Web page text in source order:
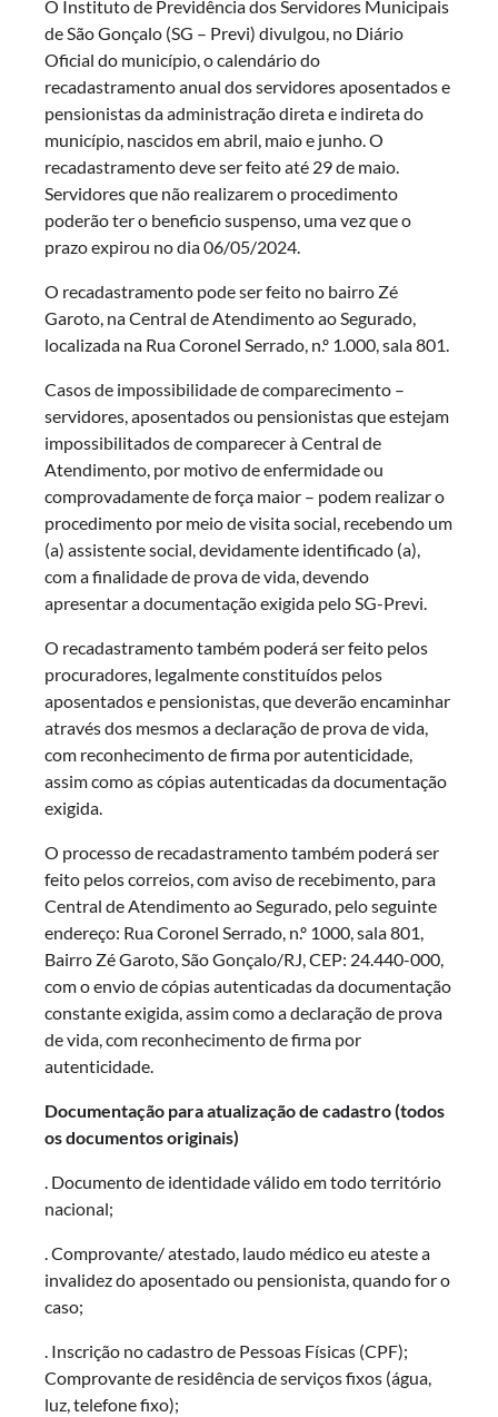
O Instituto de Previdência dos Servidores Municipais
de São Gonçalo (SG – Previ) divulgou, no Diário
Oficial do município, o calendário do
recadastramento anual dos servidores aposentados e
pensionistas da administração direta e indireta do
município, nascidos em abril, maio e junho. O
recadastramento deve ser feito até 29 de maio.
Servidores que não realizarem o procedimento
poderão ter o beneficio suspenso, uma vez que o
prazo expirou no dia 06/05/2024.
O recadastramento pode ser feito no bairro Zé
Garoto, na Central de Atendimento ao Segurado,
localizada na Rua Coronel Serrado, n.º 1.000, sala 801.
Casos de impossibilidade de comparecimento –
servidores, aposentados ou pensionistas que estejam
impossibilitados de comparecer à Central de
Atendimento, por motivo de enfermidade ou
comprovadamente de força maior – podem realizar o
procedimento por meio de visita social, recebendo um
(a) assistente social, devidamente identificado (a),
com a finalidade de prova de vida, devendo
apresentar a documentação exigida pelo SG-Previ.
O recadastramento também poderá ser feito pelos
procuradores, legalmente constituídos pelos
aposentados e pensionistas, que deverão encaminhar
através dos mesmos a declaração de prova de vida,
com reconhecimento de firma por autenticidade,
assim como as cópias autenticadas da documentação
exigida.
O processo de recadastramento também poderá ser
feito pelos correios, com aviso de recebimento, para
Central de Atendimento ao Segurado, pelo seguinte
endereço: Rua Coronel Serrado, n.º 1000, sala 801,
Bairro Zé Garoto, São Gonçalo/RJ, CEP: 24.440-000,
com o envio de cópias autenticadas da documentação
constante exigida, assim como a declaração de prova
de vida, com reconhecimento de firma por
autenticidade.
Documentação para atualização de cadastro (todos
os documentos originais)
. Documento de identidade válido em todo território
nacional;
. Comprovante/ atestado, laudo médico eu ateste a
invalidez do aposentado ou pensionista, quando for o
caso;
. Inscrição no cadastro de Pessoas Físicas (CPF);
Comprovante de residência de serviços fixos (água,
luz, telefone fixo);